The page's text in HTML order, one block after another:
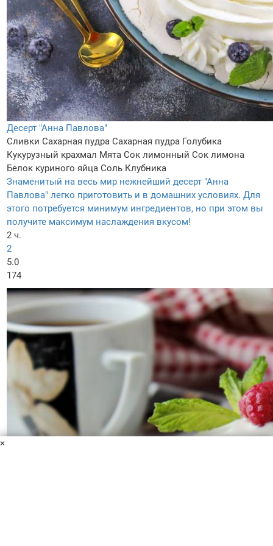
Десерт "Анна Павлова"
Сливки Сахарная пудра Сахарная пудра Голубика
Кукурузный крахмал Мята Сок лимонный Сок лимона
Белок куриного яйца Соль Клубника
Знаменитый на весь мир нежнейший десерт "Анна
Павлова" легко приготовить и в домашних условиях. Для
этого потребуется минимум ингредиентов, но при этом вы
получите максимум наслаждения вкусом!
2 ч.
2
5.0
174
×